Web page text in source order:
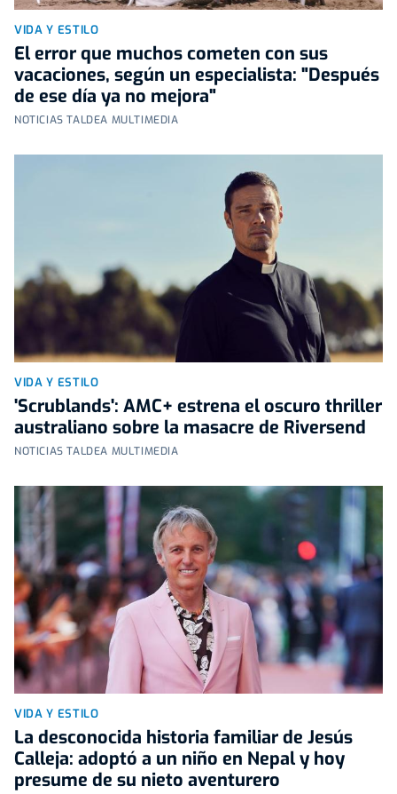
VIDA Y ESTILO
El error que muchos cometen con sus
vacaciones, según un especialista: "Después
de ese día ya no mejora"
NOTICIAS TALDEA MULTIMEDIA
VIDA Y ESTILO
'Scrublands': AMC+ estrena el oscuro thriller
australiano sobre la masacre de Riversend
NOTICIAS TALDEA MULTIMEDIA
VIDA Y ESTILO
La desconocida historia familiar de Jesús
Calleja: adoptó a un niño en Nepal y hoy
presume de su nieto aventurero